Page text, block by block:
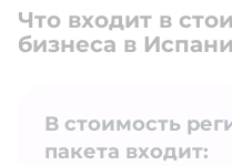
Что входит в
бизнеса в
В стоимость
пакета входит: